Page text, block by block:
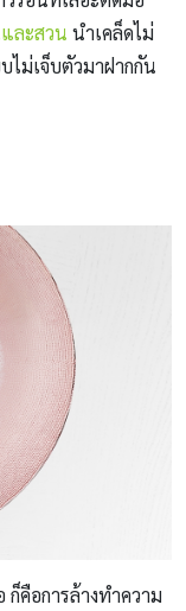
ละสวน นำเคล็ดไม่
ไม่เจ็บตัวมาฝากกัน
คือการล้างทำความ